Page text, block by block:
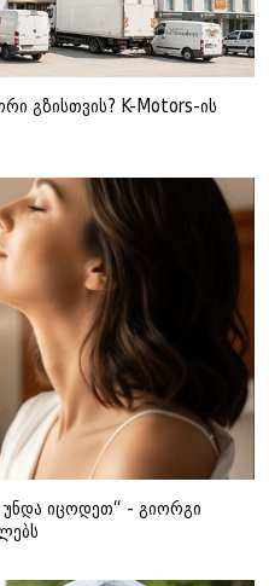
გზისთვის? K-Motors-ის
უნდა იცოდეთ“ - გიორგი